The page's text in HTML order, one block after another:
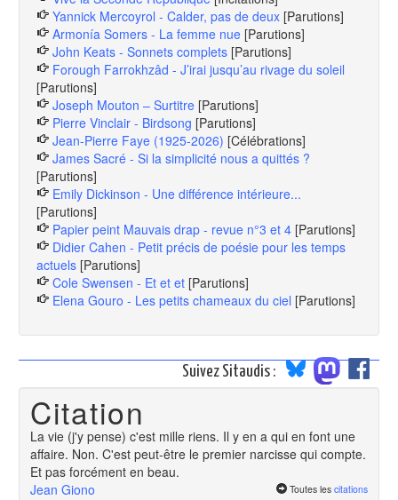
Yannick Mercoyrol - Calder, pas de deux [Parutions]
Armonía Somers - La femme nue [Parutions]
John Keats - Sonnets complets [Parutions]
Forough Farrokhzâd - J’irai jusqu’au rivage du soleil
[Parutions]
Joseph Mouton – Surtitre [Parutions]
Pierre Vinclair - Birdsong [Parutions]
Jean-Pierre Faye (1925-2026) [Célébrations]
James Sacré - Si la simplicité nous a quittés ?
[Parutions]
Emily Dickinson - Une différence intérieure...
[Parutions]
Papier peint Mauvais drap - revue n°3 et 4 [Parutions]
Didier Cahen - Petit précis de poésie pour les temps
actuels [Parutions]
Cole Swensen - Et et et [Parutions]
Elena Gouro - Les petits chameaux du ciel [Parutions]
Suivez Sitaudis :
Citation
La vie (j'y pense) c'est mille riens. Il y en a qui en font une
affaire. Non. C'est peut-être le premier narcisse qui compte.
Et pas forcément en beau.
Jean Giono
Toutes les citations